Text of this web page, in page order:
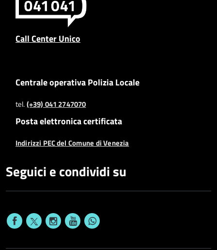
Call Center Unico
Centrale operativa Polizia Locale
tel.(+39) 041 2747070
Posta elettronica certificata
Indirizzi PEC del Comune di Venezia
Seguici e condividi su